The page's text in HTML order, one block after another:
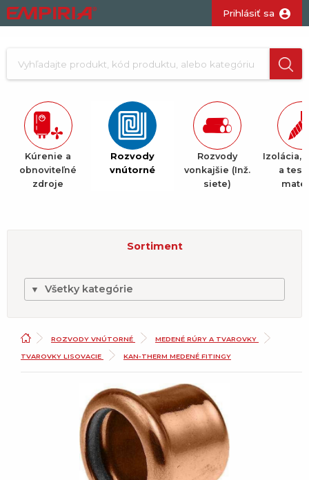
Prihlásiť sa
Kúrenie a
obnoviteľné
zdroje
Rozvody
vnútorné
Rozvody
vonkajšie (Inž.
siete)
Izolácia,
a
Sortiment
▼ Všetky kategórie
ROZVODY VNÚTORNÉ MEDENÉ RÚRY A TVAROVKY
TVAROVKY LISOVACIE KAN-THERM MEDENÉ FITINGY